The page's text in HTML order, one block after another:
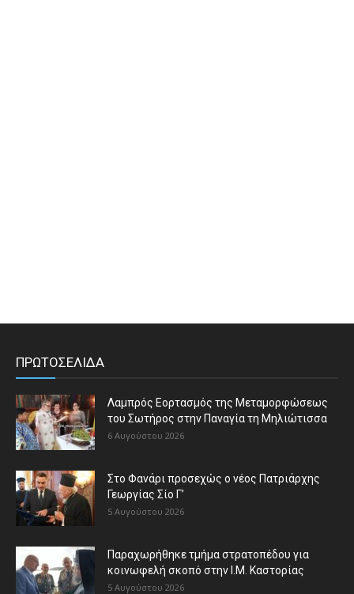
ΠΡΩΤΟΣΕΛΙΔΑ
Λαμπρός Εορτασμός της Μεταμορφώσεως
του Σωτήρος στην Παναγία τη Μηλιώτισσα
6 Αυγούστου 2026
Στο Φανάρι προσεχώς ο νέος Πατριάρχης
Γεωργίας Σίο Γ’
5 Αυγούστου 2026
Παραχωρήθηκε τμήμα στρατοπέδου για
κοινωφελή σκοπό στην Ι.Μ. Καστορίας
5 Αυγούστου 2026